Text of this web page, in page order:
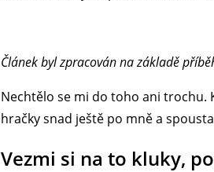
Článek byl zpracován na základě
Nechtělo se mi do toho ani trochu.
hračky snad ještě po mně a
Vezmi si na to kluky,